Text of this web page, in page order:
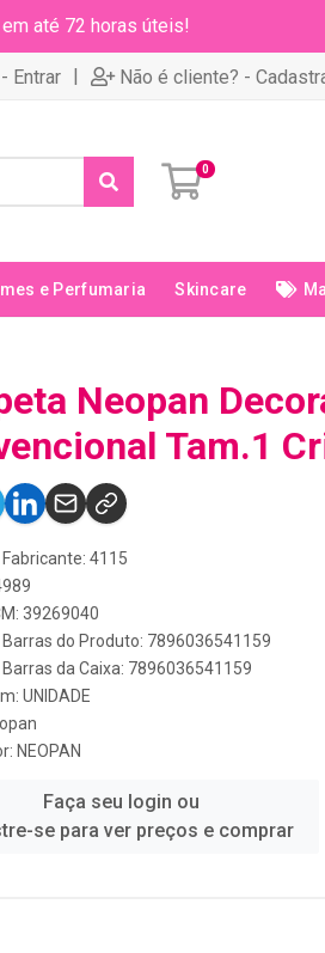
até 72 horas úteis!
Entrar | Não é cliente? -
0
e Perfumaria Skincare
Neopan
Tam.1
4115
39269040
do Produto: 7896036541159
da Caixa: 7896036541159
UNIDADE
NEOPAN
Faça seu login ou
se para ver preços e comprar